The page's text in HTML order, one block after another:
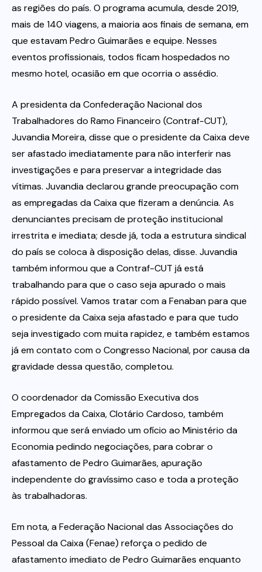
as regiões do país. O programa acumula, desde 2019,
mais de 140 viagens, a maioria aos finais de semana, em
que estavam Pedro Guimarães e equipe. Nesses
eventos profissionais, todos ficam hospedados no
mesmo hotel, ocasião em que ocorria o assédio.
A presidenta da Confederação Nacional dos
Trabalhadores do Ramo Financeiro (Contraf-CUT),
Juvandia Moreira, disse que o presidente da Caixa deve
ser afastado imediatamente para não interferir nas
investigações e para preservar a integridade das
vítimas. Juvandia declarou grande preocupação com
as empregadas da Caixa que fizeram a denúncia. As
denunciantes precisam de proteção institucional
irrestrita e imediata; desde já, toda a estrutura sindical
do país se coloca à disposição delas, disse. Juvandia
também informou que a Contraf-CUT já está
trabalhando para que o caso seja apurado o mais
rápido possível. Vamos tratar com a Fenaban para que
o presidente da Caixa seja afastado e para que tudo
seja investigado com muita rapidez, e também estamos
já em contato com o Congresso Nacional, por causa da
gravidade dessa questão, completou.
O coordenador da Comissão Executiva dos
Empregados da Caixa, Clotário Cardoso, também
informou que será enviado um ofício ao Ministério da
Economia pedindo negociações, para cobrar o
afastamento de Pedro Guimarães, apuração
independente do gravíssimo caso e toda a proteção
às trabalhadoras.
Em nota, a Federação Nacional das Associações do
Pessoal da Caixa (Fenae) reforça o pedido de
afastamento imediato de Pedro Guimarães enquanto